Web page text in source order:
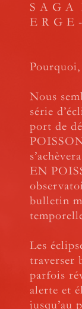
S A G A
E R G E
Pourquoi,
Nous
série
port de
EN
bulletin
Les
traverser
parfois
alerte et
jusqu’au